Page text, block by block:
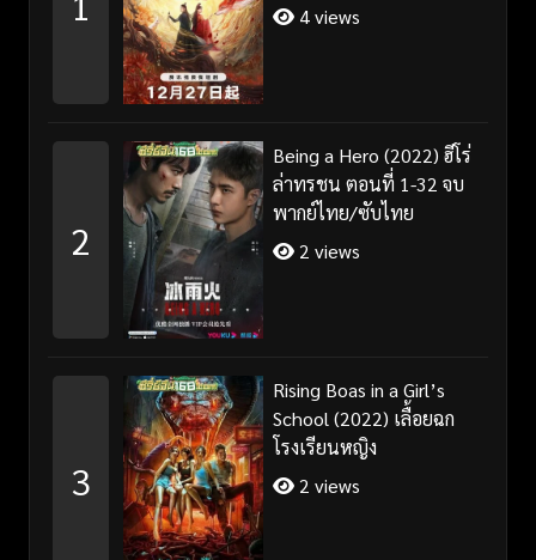
4 views
2
Being a Hero (2022) ฮีโร่
ล่าทรชน ตอนที่ 1-32 จบ
พากย์ไทย/ซับไทย
2 views
3
Rising Boas in a Girl’s
School (2022) เลื้อยฉก
โรงเรียนหญิง
2 views